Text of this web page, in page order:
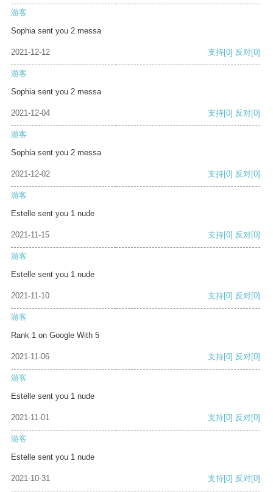
游客
Sophia sent you 2 messa
2021-12-12 支持[0] 反对[0]
游客
Sophia sent you 2 messa
2021-12-04 支持[0] 反对[0]
游客
Sophia sent you 2 messa
2021-12-02 支持[0] 反对[0]
游客
Estelle sent you 1 nude
2021-11-15 支持[0] 反对[0]
游客
Estelle sent you 1 nude
2021-11-10 支持[0] 反对[0]
游客
Rank 1 on Google With 5
2021-11-06 支持[0] 反对[0]
游客
Estelle sent you 1 nude
2021-11-01 支持[0] 反对[0]
游客
Estelle sent you 1 nude
2021-10-31 支持[0] 反对[0]